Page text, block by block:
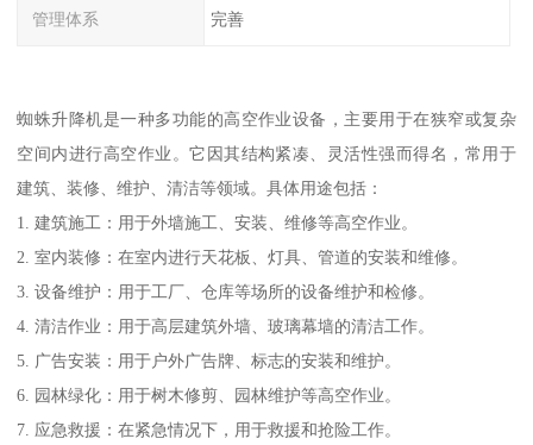
管理体系 完善
蜘蛛升降机是一种多功能的高空作业设备，主要用于在狭窄或复杂
空间内进行高空作业。它因其结构紧凑、灵活性强而得名，常用于
建筑、装修、维护、清洁等领域。具体用途包括：
1. 建筑施工：用于外墙施工、安装、维修等高空作业。
2. 室内装修：在室内进行天花板、灯具、管道的安装和维修。
3. 设备维护：用于工厂、仓库等场所的设备维护和检修。
4. 清洁作业：用于高层建筑外墙、玻璃幕墙的清洁工作。
5. 广告安装：用于户外广告牌、标志的安装和维护。
6. 园林绿化：用于树木修剪、园林维护等高空作业。
7. 应急救援：在紧急情况下，用于救援和抢险工作。